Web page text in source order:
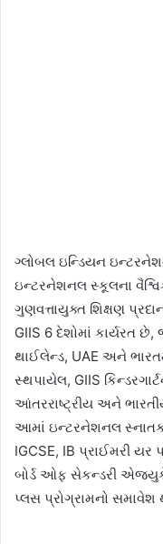
ગ્લોબલ ઇન્ડિયન
ઇન્ટરનેશનલ સ્કૂલના
ગુણવત્તાયુક્ત શિક્ષણ
GIIS 6 દેશોમાં કાર્યરત
થાઈલેન્ડ, UAE અને
સ્થપાયેલ, GIIS
આંતરરાષ્ટ્રીય અને
આમાં ઇન્ટરનેશનલ સ્નાતક
IGCSE, IB પ્રાઈમરી યર
બોર્ડ ઓફ સેકન્ડરી
પ્લસ પ્રોગ્રામનો સમાવેશ